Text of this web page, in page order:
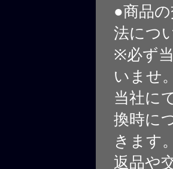
●商品
法につ
※必ず
いませ。
当社に
換時に
きます。
返品や